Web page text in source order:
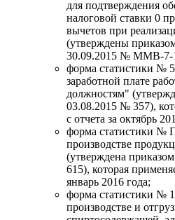
для подтверждения
налоговой ставки 0
вычетов при
(утверждены
30.09.2015 № MMB-7-
форма статистики №
заработной плате
должностям"
03.08.2015 № 357),
с отчета за октябрь
форма статистики №
производстве
(утверждена
615), которая
январь 2016 года;
форма статистики №
производстве и